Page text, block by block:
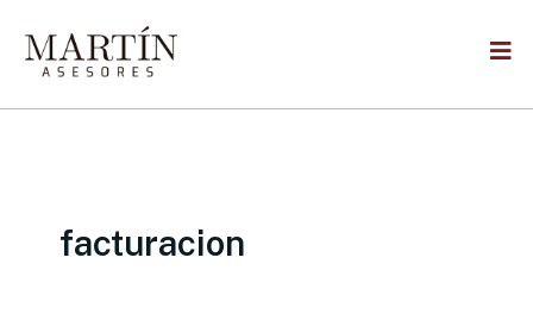
content
facturacion